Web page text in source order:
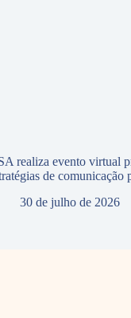
realiza evento virtual
de comunicação
30 de julho de 2026